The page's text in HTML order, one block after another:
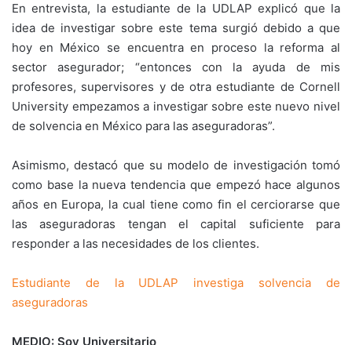
En entrevista, la estudiante de la UDLAP explicó que la
idea de investigar sobre este tema surgió debido a que
hoy en México se encuentra en proceso la reforma al
sector asegurador; “entonces con la ayuda de mis
profesores, supervisores y de otra estudiante de Cornell
University empezamos a investigar sobre este nuevo nivel
de solvencia en México para las aseguradoras”.
Asimismo, destacó que su modelo de investigación tomó
como base la nueva tendencia que empezó hace algunos
años en Europa, la cual tiene como fin el cerciorarse que
las aseguradoras tengan el capital suficiente para
responder a las necesidades de los clientes.
Estudiante de la UDLAP investiga solvencia de
aseguradoras
MEDIO: Soy Universitario